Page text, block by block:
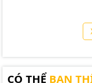
sử dụng 1 chân Out
được sử dụng phổ
CÓ THỂ BẠN